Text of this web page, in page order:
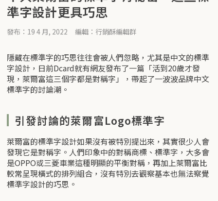
準字設計更具巧思
發布：19 4 月, 2022 編輯：行銷酥編輯群
隱藏在標準字的巧思往往會被人們忽略，尤其是中文的標準
字設計，日前Dcard就有網友發布了一篇「活到20歲才發
現，萊爾富這三個字都是對稱字」，帶起了一波波品牌中文
標準字的討論潮。
引發討論的萊爾富Logo標準字
萊爾富的標準字設計如果沒有被特別提出來，其實很少人會
發現它是對稱字。人們印象中的對稱商標、標準字，大多會
是OPPO或三菱車業這種明顯的平衡對稱，再加上萊爾富比
較常呈現橫式的排列組合，沒有特別去觀察基本也無法察覺
標準字設計的巧思。